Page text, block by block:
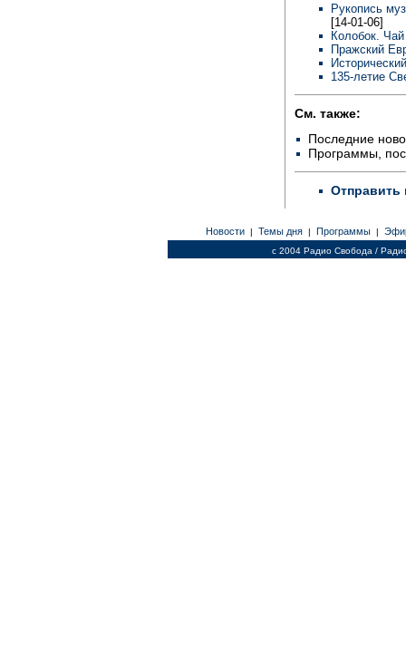
Рукопись
[14-01-06]
Колобок.
Пражский
135-летие
См. также:
Последние
Программы,
Отправить
Новости | Темы дня | Программы |
c 2004 Радио Свобода /